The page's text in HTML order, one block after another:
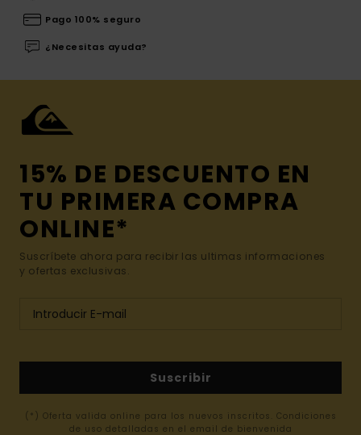
Pago 100% seguro
¿Necesitas ayuda?
15% DE DESCUENTO EN
TU PRIMERA COMPRA
ONLINE*
Suscríbete ahora para recibir las ultimas informaciones
y ofertas exclusivas.
Suscribir
(*) Oferta valida online para los nuevos inscritos. Condiciones
de uso detalladas en el email de bienvenida